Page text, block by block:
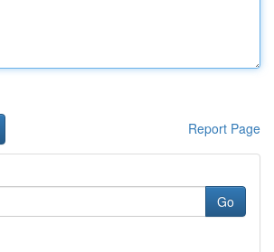
Report Page
Go